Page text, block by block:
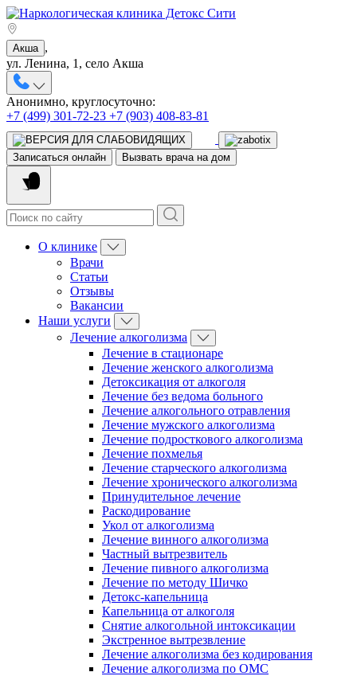
Акша ,
ул. Ленина, 1, село Акша
Анонимно, круглосуточно:
+7 (499) 301-72-23 +7 (903) 408-83-81
Записаться онлайн Вызвать врача на дом
О клинике
Врачи
Статьи
Отзывы
Вакансии
Наши услуги
Лечение алкоголизма
Лечение в стационаре
Лечение женского алкоголизма
Детоксикация от алкоголя
Лечение без ведома больного
Лечение алкогольного отравления
Лечение мужского алкоголизма
Лечение подросткового алкоголизма
Лечение похмелья
Лечение старческого алкоголизма
Лечение хронического алкоголизма
Принудительное лечение
Раскодирование
Укол от алкоголизма
Лечение винного алкоголизма
Частный вытрезвитель
Лечение пивного алкоголизма
Лечение по методу Шичко
Детокс-капельница
Капельница от алкоголя
Снятие алкогольной интоксикации
Экстренное вытрезвление
Лечение алкоголизма без кодирования
Лечение алкоголизма по ОМС